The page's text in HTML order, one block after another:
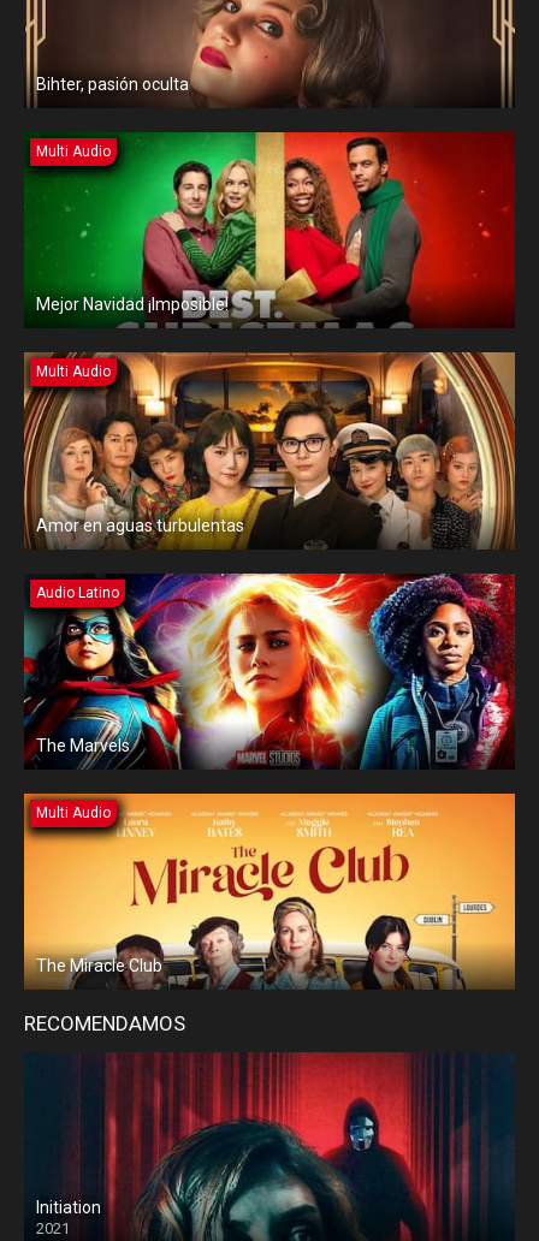
Bihter, pasión oculta
Multi Audio
Mejor Navidad ¡Imposible!
Multi Audio
Amor en aguas turbulentas
Audio Latino
The Marvels
Multi Audio
The Miracle Club
RECOMENDAMOS
Initiation
2021